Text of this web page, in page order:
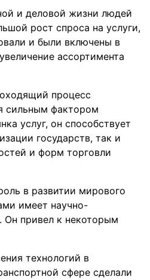
и деловой жизни людей
рост спроса на услуги,
и были включены в
ассортимента
процесс
сильным фактором
услуг, он способствует
государств, так и
и форм торговли
в развитии мирового
имеет научно-
Он привел к некоторым
технологий в
сфере сделали